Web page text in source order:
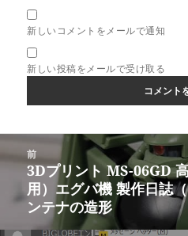
新しいコメントをメールで通知
新しい投稿をメールで受け取る
稿
前
前
の
投
稿:
3Dプリント MS-06GD
用）エグバ機 製作日誌
ンテナの造形